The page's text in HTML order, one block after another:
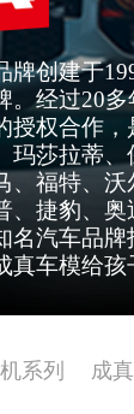
牌创建于
。经过20
授权合作
玛莎拉蒂
、福特、
、捷豹、
名汽车品
真车模给孩
系列 成